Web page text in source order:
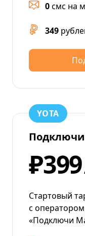
0смс на
349
YOTA
₽399
Стартовый
с
«Подключи